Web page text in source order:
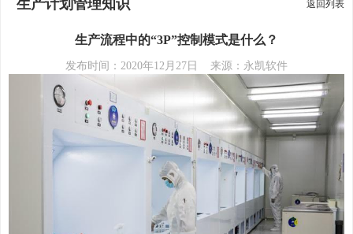
生产计划管理知识 返回列表
生产流程中的“3P”控制模式是什么？
发布时间：2020年12月27日 来源：永凯软件